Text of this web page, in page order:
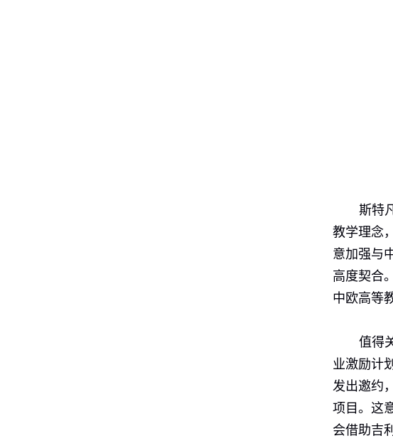
斯特
教学理念
意加强与
高度契合
中欧高等
值得
业激励计
发出邀约
项目。这
会借助吉